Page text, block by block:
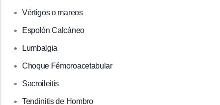
Vértigos o mareos
Espolón Calcáneo
Lumbalgia
Choque Fémoroacetabular
Sacroileitis
Tendinitis de Hombro